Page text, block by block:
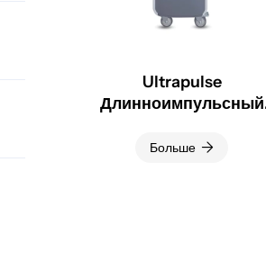
Ultrapulse
Длинноимпульсный
Nd:YAG с длиной волны
Больше